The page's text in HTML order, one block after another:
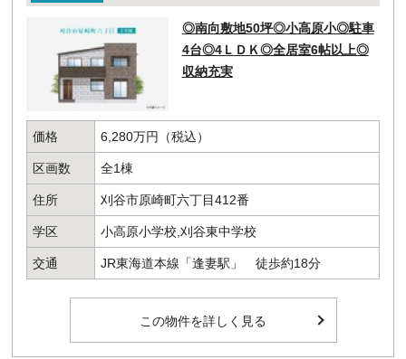
◎南向敷地50坪◎小高原小◎駐車
4台◎4ＬＤＫ◎全居室6帖以上◎
収納充実
価格 6,280万円（税込）
区画数 全1棟
住所 刈谷市原崎町六丁目412番
学区 小高原小学校,刈谷東中学校
交通 JR東海道本線「逢妻駅」 徒歩約18分
この物件を詳しく見る